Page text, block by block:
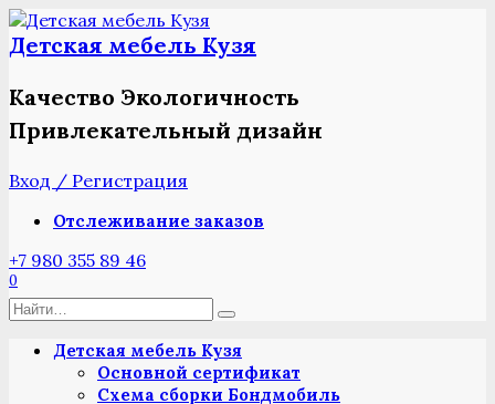
Перейти
к
содержанию
Детская мебель Кузя
Качество Экологичность
Привлекательный дизайн
Вход / Регистрация
Отслеживание заказов
+7 980 355 89 46
0
Search
Детская мебель Кузя
Основной сертификат
Схема сборки Бондмобиль